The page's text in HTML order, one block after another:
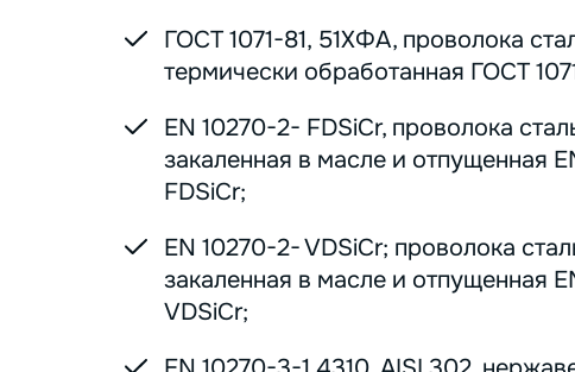
ГОСТ 1071-81, 51ХФА, проволока
термически обработанная ГОСТ
EN 10270-2- FDSiCr, проволока
закаленная в масле и отпущенная
FDSiCr;
EN 10270-2- VDSiCr; проволока
закаленная в масле и отпущенная
VDSiCr;